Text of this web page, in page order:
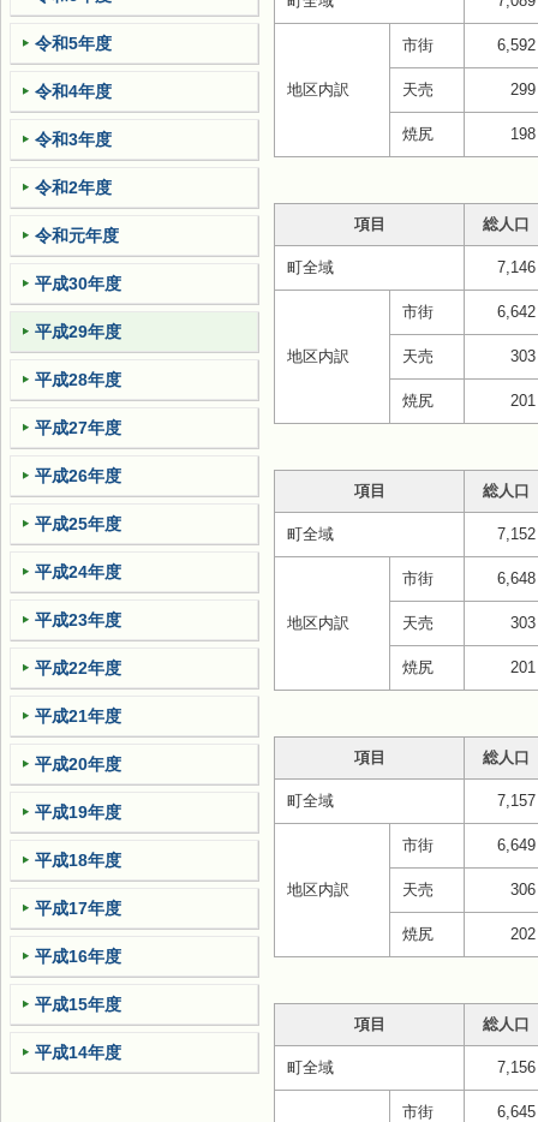
地区内訳
市街 6,592
天売 299
焼尻 198
項目 総人口
町全域 7,146
地区内訳
市街 6,642
天売 303
焼尻 201
項目 総人口
町全域 7,152
地区内訳
市街 6,648
天売 303
焼尻 201
項目 総人口
町全域 7,157
地区内訳
市街 6,649
天売 306
焼尻 202
項目 総人口
町全域 7,156
市街 6,645
令和5年度
令和4年度
令和3年度
令和2年度
令和元年度
平成30年度
平成29年度
平成28年度
平成27年度
平成26年度
平成25年度
平成24年度
平成23年度
平成22年度
平成21年度
平成20年度
平成19年度
平成18年度
平成17年度
平成16年度
平成15年度
平成14年度